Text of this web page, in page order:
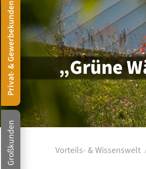
Großkunden
Privat- & Gewerbekunden „Grüne
Vorteils- & Wissenswelt